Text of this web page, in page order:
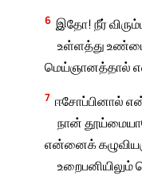
6 இதோ! நீர்
உள்ளத்து
மெய்ஞானத்தால்
7 ஈசோப்பினால்
நான்
என்னைக்